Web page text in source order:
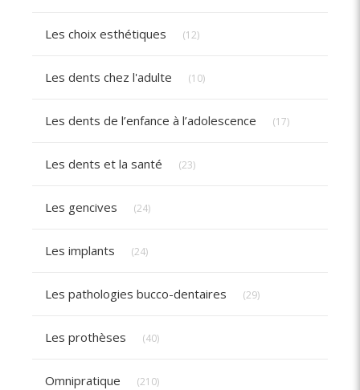
Les choix esthétiques (12)
Les dents chez l'adulte (10)
Les dents de l’enfance à l’adolescence (17)
Les dents et la santé (23)
Les gencives (24)
Les implants (24)
Les pathologies bucco-dentaires (29)
Les prothèses (40)
Omnipratique (210)